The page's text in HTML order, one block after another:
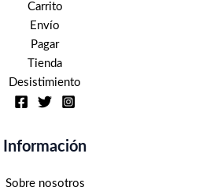
Carrito
Envío
Pagar
Tienda
Desistimiento
Información
Sobre nosotros